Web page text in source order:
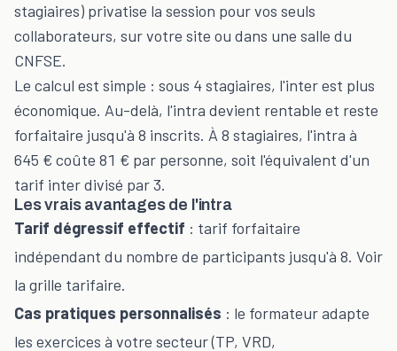
stagiaires) privatise la session pour vos seuls
collaborateurs, sur votre site ou dans une salle du
CNFSE.
Le calcul est simple : sous 4 stagiaires, l'inter est plus
économique. Au-delà, l'intra devient rentable et reste
forfaitaire jusqu'à 8 inscrits. À 8 stagiaires, l'intra à
645 € coûte 81 € par personne, soit l'équivalent d'un
tarif inter divisé par 3.
Les vrais avantages de l'intra
Tarif dégressif effectif : tarif forfaitaire
indépendant du nombre de participants jusqu'à 8. Voir
la grille tarifaire.
Cas pratiques personnalisés : le formateur adapte
les exercices à votre secteur (TP, VRD,